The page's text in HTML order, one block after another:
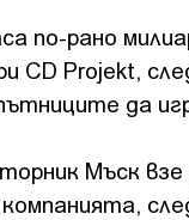
по-рано
CD Projekt,
да
Мъск